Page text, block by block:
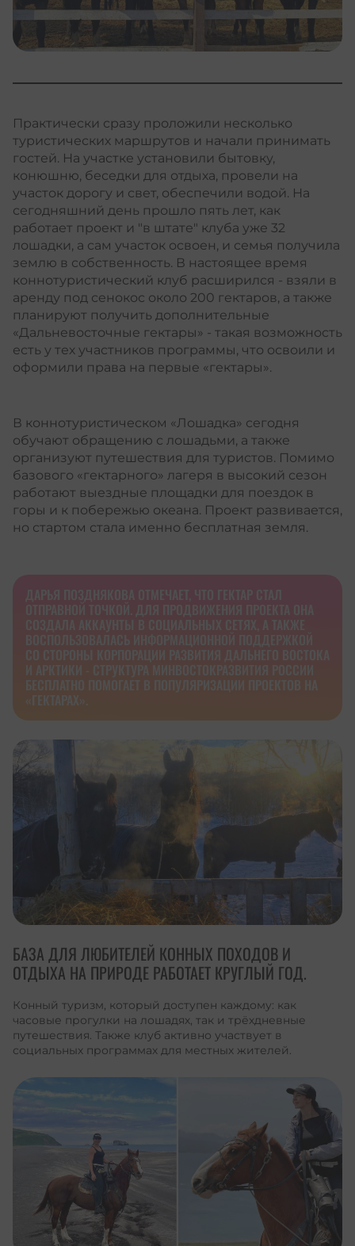
Практически сразу проложили несколько
туристических маршрутов и начали принимать
гостей. На участке установили бытовку,
конюшню, беседки для отдыха, провели на
участок дорогу и свет, обеспечили водой. На
сегодняшний день прошло пять лет, как
работает проект и "в штате" клуба уже 32
лошадки, а сам участок освоен, и семья получила
землю в собственность. В настоящее время
коннотуристический клуб расширился - взяли в
аренду под сенокос около 200 гектаров, а также
планируют получить дополнительные
«Дальневосточные гектары» - такая возможность
есть у тех участников программы, что освоили и
оформили права на первые «гектары».
В коннотуристическом «Лошадка» сегодня
обучают обращению с лошадьми, а также
организуют путешествия для туристов. Помимо
базового «гектарного» лагеря в высокий сезон
работают выездные площадки для поездок в
горы и к побережью океана. Проект развивается,
но стартом стала именно бесплатная земля.
И АРКТИКИ - СТРУКТУРА МИНВОСТОКРАЗВИТИЯ РОССИИ
БЕСПЛАТНО ПОМОГАЕТ В ПОПУЛЯРИЗАЦИИ ПРОЕКТОВ НА
«ГЕКТАРАХ».
БАЗА ДЛЯ ЛЮБИТЕЛЕЙ КОННЫХ ПОХОДОВ И
ОТДЫХА НА ПРИРОДЕ РАБОТАЕТ КРУГЛЫЙ ГОД.
Конный туризм, который доступен каждому: как
часовые прогулки на лошадях, так и трёхдневные
путешествия. Также клуб активно участвует в
социальных программах для местных жителей.